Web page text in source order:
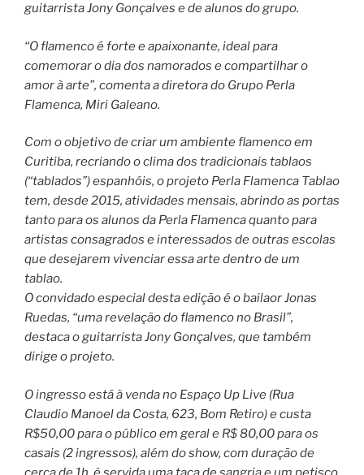
guitarrista Jony Gonçalves e de alunos do grupo.
“O flamenco é forte e apaixonante, ideal para
comemorar o dia dos namorados e compartilhar o
amor à arte”, comenta a diretora do Grupo Perla
Flamenca, Miri Galeano.
Com o objetivo de criar um ambiente flamenco em
Curitiba, recriando o clima dos tradicionais tablaos
(“tablados”) espanhóis, o projeto Perla Flamenca Tablao
tem, desde 2015, atividades mensais, abrindo as portas
tanto para os alunos da Perla Flamenca quanto para
artistas consagrados e interessados de outras escolas
que desejarem vivenciar essa arte dentro de um
tablao.
O convidado especial desta edição é o bailaor Jonas
Ruedas, “uma revelação do flamenco no Brasil”,
destaca o guitarrista Jony Gonçalves, que também
dirige o projeto.
O ingresso está à venda no Espaço Up Live (Rua
Claudio Manoel da Costa, 623, Bom Retiro) e custa
R$50,00 para o público em geral e R$ 80,00 para os
casais (2 ingressos), além do show, com duração de